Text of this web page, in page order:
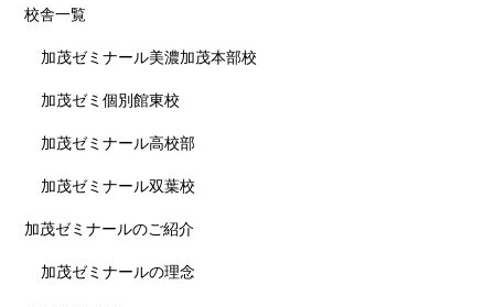
校舎一覧
加茂ゼミナール美濃加茂本部校
加茂ゼミ個別館東校
加茂ゼミナール高校部
加茂ゼミナール双葉校
加茂ゼミナールのご紹介
加茂ゼミナールの理念